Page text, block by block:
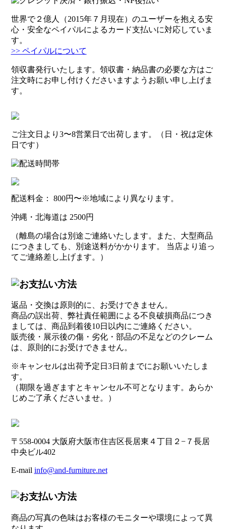
世界で２億人（2015年７月現在）のユーザーを抱える安
心・安全なペイパルによるカード支払いに対応していま
す。
>> ペイパルについて
領収書発行いたします。領収書・納品書の必要な方はご
注文時にお申し付けくださいますようお願い申し上げま
す。
ご注文日より3〜8営業日で出荷します。（日・祝は定休
日です）
配送料金： 800円 〜※地域により異なります。
沖縄・北海道は 2500円
（離島の場合は別途ご連絡いたします。また、大型商品
につきましても、別途送料がかかります。 当店より追っ
てご連絡差し上げます。）
返品・交換は原則的に、お受けできません。
商品の誤出荷、弊社責任範囲による不良破損商品につき
ましては、商品到着後10日以内にご連絡ください。
販売後・展示後の傷・劣化・部品の不足などのクレーム
は、原則的にお受けできません。
※キャンセルは出荷予定日3日前までにお願いいたしま
す。
（期限を過ぎますとキャンセル不可となります。あらか
じめご了承くださいませ。）
〒558-0004 大阪府大阪市住吉区長居東４丁目２−７長居
中央ビル402
E-mail info@and-furniture.net
商品の写真の色味はお客様のモニターや環境によって異